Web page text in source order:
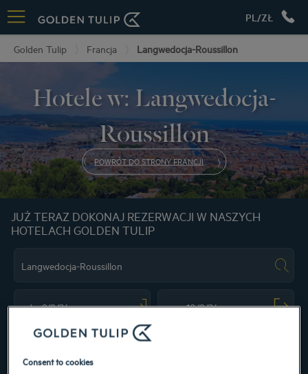
PL/ZŁ
Golden Tulip Francja Langwedocja-Roussillon
Hotele w: Langwedocja-
Roussillon
POWRÓT DO STRONY FRANCJI
JUŻ TERAZ DOKONAJ REZERWACJI W NASZYCH
HOTELACH GOLDEN TULIP
Navigate forward to interact with the calendar and select a date. Press the
Consent to cookies